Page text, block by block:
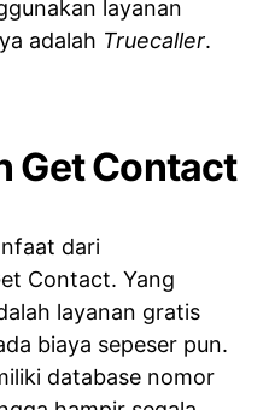
layanan
adalah Truecaller.
Get Contact
dari
Contact. Yang
layanan gratis
biaya sepeser pun.
database nomor